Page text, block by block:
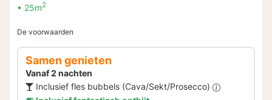
25m2
De voorwaarden
Samen genieten
Vanaf 2 nachten
Inclusief fles bubbels (Cava/Sekt/Prosecco)